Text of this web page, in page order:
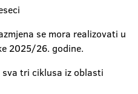
se mora realizovati u
2025/26. godine.
tri ciklusa iz oblasti